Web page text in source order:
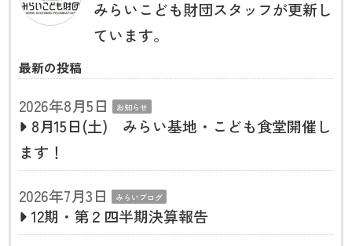
みらいこども財団スタッフが更新し
ています。
最新の投稿
2026年8月5日 お知らせ
8月15日(土) みらい基地・こども食堂開催し
ます！
2026年7月3日
みらいブログ
12期・第２四半期決算報告